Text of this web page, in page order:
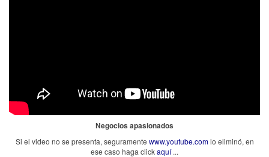
Negocios apasionados
Si el video no se presenta, seguramente www.youtube.comlo eliminó, en
ese caso haga clickaquí...